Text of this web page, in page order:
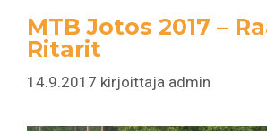
MTB Jotos 2017 –
Ritarit
14.9.2017 kirjoittaja admin